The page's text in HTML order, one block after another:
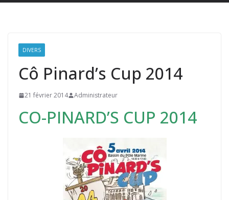
DIVERS
Cô Pinard’s Cup 2014
21 février 2014 Administrateur
CO-PINARD’S CUP 2014